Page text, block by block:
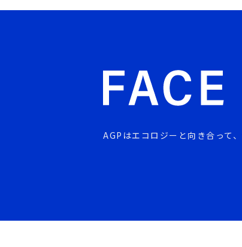
AGPはエコロジーと向き合って、